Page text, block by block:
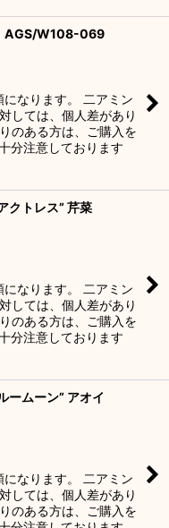
AGS/W108-069
なります。 二アミン
しては、個人差があり
のある方は、ご購入を
分注意しております
クトレス” 芹菜
なります。 二アミン
しては、個人差があり
のある方は、ご購入を
分注意しております
ームーン” アオイ
なります。 二アミン
しては、個人差があり
のある方は、ご購入を